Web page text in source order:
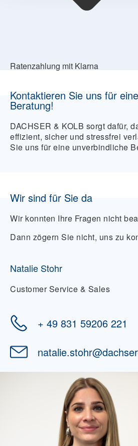
Ratenzahlung mit Klarna
Kontaktieren Sie uns für
Beratung!
DACHSER & KOLB sorgt dafür,
effizient, sicher und stressfrei
Sie uns für eine unverbindliche
Wir sind für Sie da
Wir konnten Ihre Fragen nicht
Dann zögern Sie nicht, uns zu
Natalie Stohr
Customer Service & Sales
+ 49 831 59206 221
natalie.stohr@